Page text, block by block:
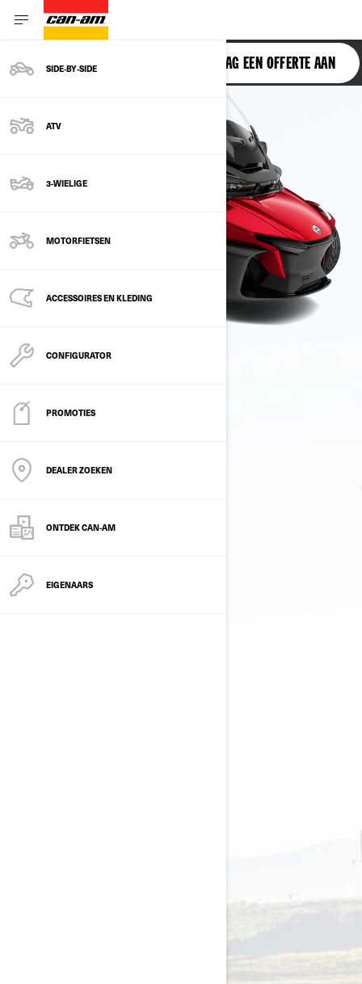
SIDE‑BY‑SIDE
ATV
3-WIELIGE
MOTORFIETSEN
ACCESSOIRES EN KLEDING
CONFIGURATOR
PROMOTIES
DEALER ZOEKEN
ONTDEK CAN-AM
EIGENAARS
SPYDER RT VRAAG EEN OFFERTE AAN